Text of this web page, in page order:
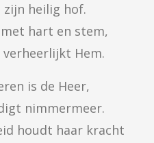
heilig hof.
hart en stem,
Hem.
is de Heer,
nimmermeer.
houdt haar kracht